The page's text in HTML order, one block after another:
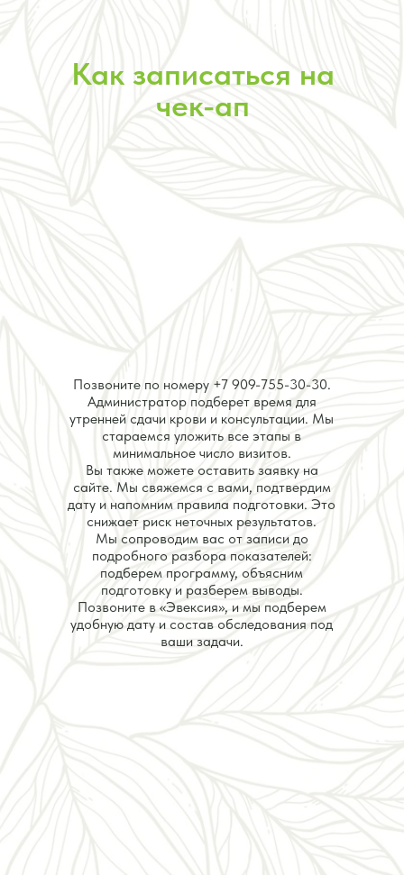
Как записаться на
чек-ап
Позвоните по номеру +7 909-755-30-30.
Администратор подберет время для
утренней сдачи крови и консультации. Мы
стараемся уложить все этапы в
минимальное число визитов.
Вы также можете оставить заявку на
сайте. Мы свяжемся с вами, подтвердим
дату и напомним правила подготовки. Это
снижает риск неточных результатов.
Мы сопроводим вас от записи до
подробного разбора показателей:
подберем программу, объясним
подготовку и разберем выводы.
Позвоните в «Эвексия», и мы подберем
удобную дату и состав обследования под
ваши задачи.